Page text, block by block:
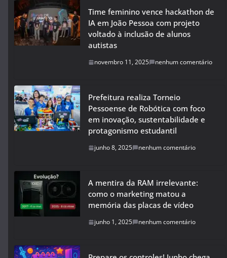
Time feminino vence hackathon de
IA em João Pessoa com projeto
voltado à inclusão de alunos
autistas
novembro 11, 2025 nenhum comentário
Prefeitura realiza Torneio
Pessoense de Robótica com foco
em inovação, sustentabilidade e
protagonismo estudantil
junho 8, 2025 nenhum comentário
A mentira da RAM irrelevante:
como o marketing matou a
memória das placas de vídeo
junho 1, 2025 nenhum comentário